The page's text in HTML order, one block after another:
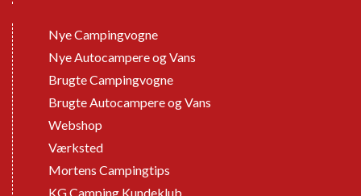
Nye Campingvogne
Nye Autocampere og Vans
Brugte Campingvogne
Brugte Autocampere og Vans
Webshop
Værksted
Mortens Campingtips
KG Camping Kundeklub